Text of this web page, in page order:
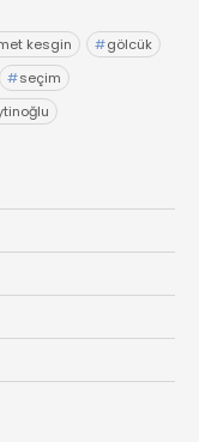
kesgin #gölcük
#seçim